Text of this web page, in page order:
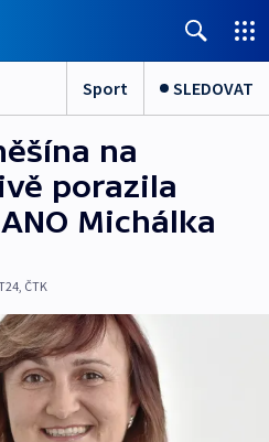
Sport SLEDOVAT
na
porazila
Michálka
, ČTK